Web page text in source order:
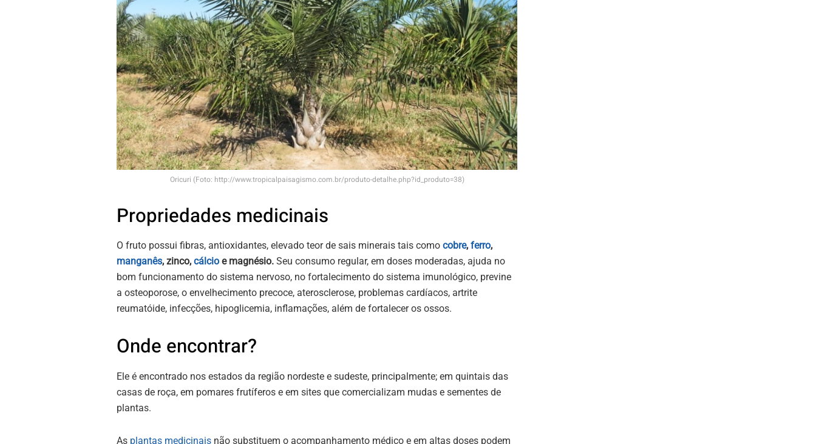
Oricuri (Foto: http://www.tropicalpaisagismo.com.br/produto-detalhe.php?id_produto=38)
Propriedades medicinais
O fruto possui fibras, antioxidantes, elevado teor de sais minerais tais como cobre, ferro,
manganês, zinco, cálcio e magnésio. Seu consumo regular, em doses moderadas, ajuda no
bom funcionamento do sistema nervoso, no fortalecimento do sistema imunológico, previne
a osteoporose, o envelhecimento precoce, aterosclerose, problemas cardíacos, artrite
reumatóide, infecções, hipoglicemia, inflamações, além de fortalecer os ossos.
Onde encontrar?
Ele é encontrado nos estados da região nordeste e sudeste, principalmente; em quintais das
casas de roça, em pomares frutíferos e em sites que comercializam mudas e sementes de
plantas.
As plantas medicinais não substituem o acompanhamento médico e em altas doses podem